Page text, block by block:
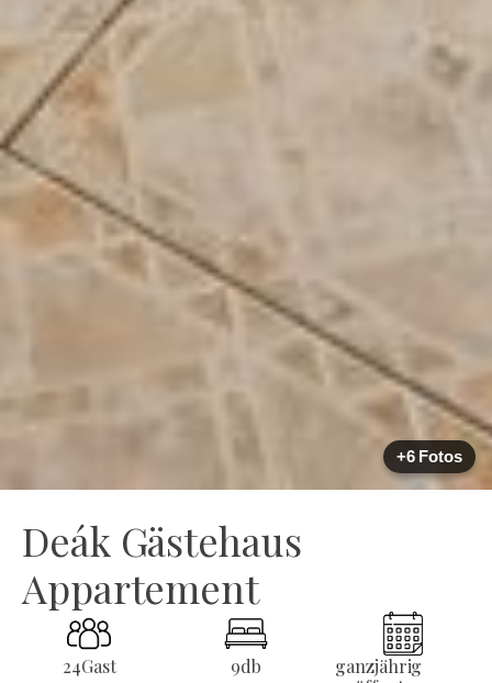
+6 Fotos
Deák Gästehaus
Appartement
24Gast 9db
ganzjährig